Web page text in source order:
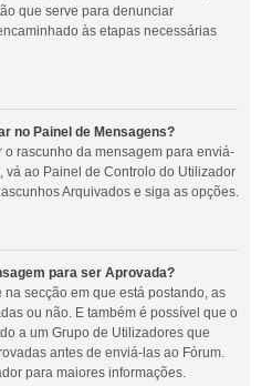
que serve para denunciar
às etapas necessárias
no Painel de Mensagens?
rascunho da mensagem para enviá-
vá ao Painel de Controlo do Utilizador
Arquivados e siga as opções.
para ser Aprovada?
secção em que está postando, as
ou não. E também é possível que o
a um Grupo de Utilizadores que
antes de enviá-las ao Fórum.
para maiores informações.